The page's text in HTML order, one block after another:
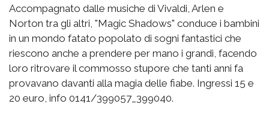
Accompagnato dalle musiche di Vivaldi, Arlen e
Norton tra gli altri, "Magic Shadows" conduce i bambini
in un mondo fatato popolato di sogni fantastici che
riescono anche a prendere per mano i grandi, facendo
loro ritrovare il commosso stupore che tanti anni fa
provavano davanti alla magia delle fiabe. Ingressi 15 e
20 euro, info 0141/399057_399040.